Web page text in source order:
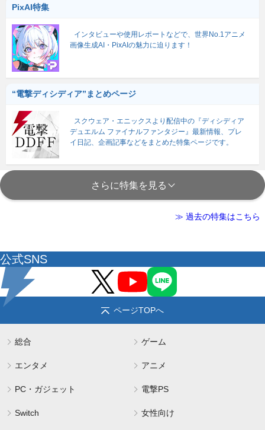
PixAI特集
インタビューや使用レポートなどで、世界No.1アニメ
画像生成AI・PixAIの魅力に迫ります！
“電撃ディシディア”まとめページ
スクウェア・エニックスより配信中の『ディシディア
デュエルム ファイナルファンタジー』最新情報、プレ
イ日記、企画記事などをまとめた特集ページです。
さらに特集を見る
≫ 過去の特集はこちら
公式SNS
ページTOPへ
総合 ゲーム
エンタメ アニメ
PC・ガジェット 電撃PS
Switch 女性向け